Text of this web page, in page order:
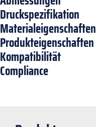
Druckspezifikation
Materialeigenschaften
Produkteigenschaften
Kompatibilität
Compliance